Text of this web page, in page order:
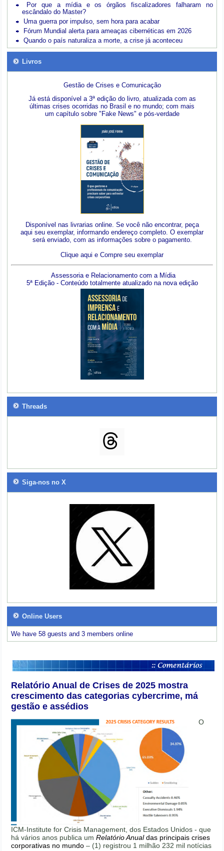
Por que a mídia e os órgãos fiscalizadores falharam no
escândalo do Master?
Uma guerra por impulso, sem hora para acabar
Fórum Mundial alerta para ameaças cibernéticas em 2026
Quando o país naturaliza a morte, a crise já aconteceu
Livros
Gestão de Crises e Comunicação
Já está disponível a 3ª edição do livro, atualizada com as
últimas crises ocorridas no Brasil e no mundo; com mais
um capítulo sobre "Fake News" e pós-verdade
Disponível nas livrarias online. Se você não encontrar, peça
aqui seu exemplar, informando endereço completo. O exemplar
será enviado, com as informações sobre o pagamento.
Clique aqui e Compre seu exemplar
Assessoria e Relacionamento com a Mídia
5ª Edição - Conteúdo totalmente atualizado na nova edição
Threads
Siga-nos no X
Online Users
We have 58 guests and 3 members online
Relatório Anual de Crises de 2025 mostra
crescimento das categorias cybercrime, má
gestão e assédios
O
ICM-Institute for Crisis Management, dos Estados Unidos - que
há vários anos publica umRelatório Anualdas principais crises
corporativas no mundo – (1) registrou 1 milhão 232 mil notícias